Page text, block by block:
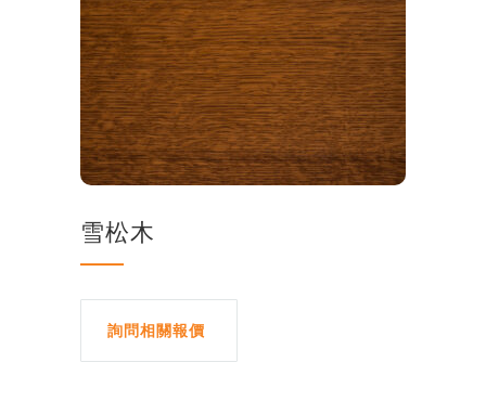
雪松木
詢問相關報價